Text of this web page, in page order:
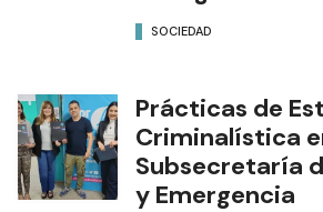
SOCIEDAD
Prácticas de
Criminalística
Subsecretaría
y Emergencia